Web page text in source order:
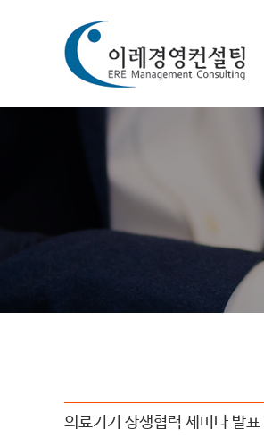
의료기기 상생협력 세미나 발표